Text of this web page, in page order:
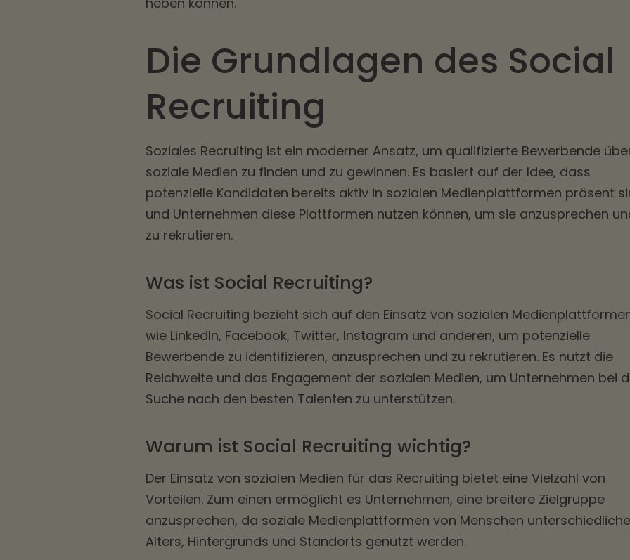
Die Grundlagen des Social
Recruiting
Soziales Recruiting ist ein moderner Ansatz, um qualifizierte Bewerbende
soziale Medien zu finden und zu gewinnen. Es basiert auf der Idee, dass
potenzielle Kandidaten bereits aktiv in sozialen Medienplattformen präsent
und Unternehmen diese Plattformen nutzen können, um sie anzusprechen
zu rekrutieren.
Was ist Social Recruiting?
Social Recruiting bezieht sich auf den Einsatz von sozialen
wie LinkedIn, Facebook, Twitter, Instagram und anderen, um potenzielle
Bewerbende zu identifizieren, anzusprechen und zu rekrutieren. Es nutzt die
Reichweite und das Engagement der sozialen Medien, um Unternehmen bei
Suche nach den besten Talenten zu unterstützen.
Warum ist Social Recruiting wichtig?
Der Einsatz von sozialen Medien für das Recruiting bietet eine Vielzahl von
Vorteilen. Zum einen ermöglicht es Unternehmen, eine breitere Zielgruppe
anzusprechen, da soziale Medienplattformen von Menschen
Alters, Hintergrunds und Standorts genutzt werden.